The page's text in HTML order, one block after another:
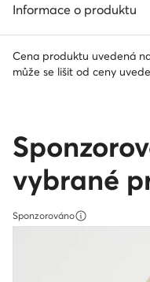
Informace o produktu
Cena produktu uvedená
může se lišit od ceny
vybrané
Sponzorováno